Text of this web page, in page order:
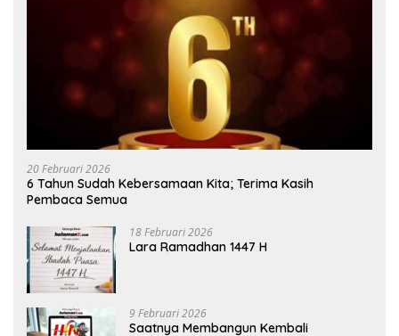
20 Februari 2026
6 Tahun Sudah Kebersamaan Kita; Terima Kasih
Pembaca Semua
18 Februari 2026
Lara Ramadhan 1447 H
9 Februari 2026
Saatnya Membangun Kembali